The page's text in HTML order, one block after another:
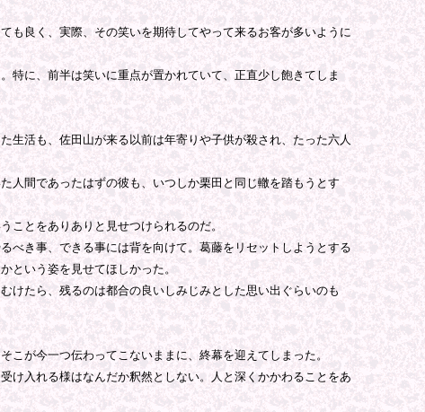
も良く、実際、その笑いを期待してやって来るお客が多いように
に、前半は笑いに重点が置かれていて、正直少し飽きてしま
活も、佐田山が来る以前は年寄りや子供が殺され、たった六人
人間であったはずの彼も、いつしか栗田と同じ轍を踏もうとす
とをありありと見せつけられるのだ。
べき事、できる事には背を向けて。葛藤をリセットしようとする
という姿を見せてほしかった。
たら、残るのは都合の良いしみじみとした思い出ぐらいのも
が今一つ伝わってこないままに、終幕を迎えてしまった。
け入れる様はなんだか釈然としない。人と深くかかわることをあ